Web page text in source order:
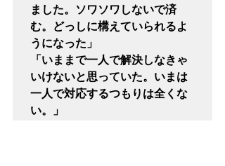
ました。ソワソワしないで済
む。どっしに構えていられるよ
うになった」
「いままで一人で解決しなきゃ
いけないと思っていた。いまは
一人で対応するつもりは全くな
い。」